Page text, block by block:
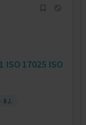
ISO 17025 ISO
8 J.